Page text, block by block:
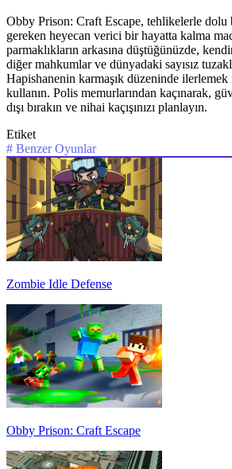
Obby Prison: Craft Escape, tehlikelerle dolu
gereken heyecan verici bir hayatta kalma
parmaklıkların arkasına düştüğünüzde,
diğer mahkumlar ve dünyadaki sayısız
Hapishanenin karmaşık düzeninde
kullanın. Polis memurlarından kaçınarak,
dışı bırakın ve nihai kaçışınızı planlayın.
Etiket
# Benzer Oyunlar
Zombie Idle Defense
Obby Prison: Craft Escape